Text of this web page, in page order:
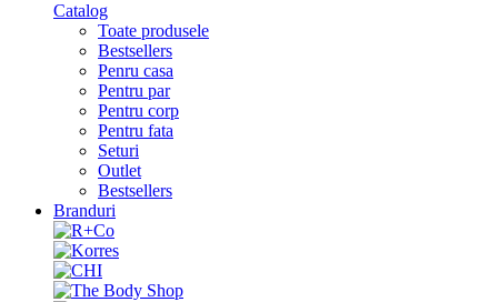
Catalog
Toate produsele
Bestsellers
Penru casa
Pentru par
Pentru corp
Pentru fata
Seturi
Outlet
Bestsellers
Branduri